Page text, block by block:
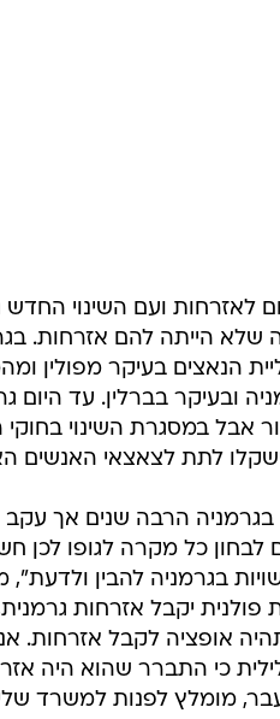
לאזרחות ועם השינוי
שלא הייתה להם אזרחות.
הנאצים בעיקר מפולין
ובעיקר בברלין. עד
אבל במסגרת השינוי
לתת לצאצאי האנשים
הרבה שנים אך עקב
כל מקרה לגופו לכן
בגרמניה להבין
פולנית יקבל אזרחות
אופציה לקבל אזרחות.
כי התברר שהוא היה
מומלץ לפנות למשרד שלי